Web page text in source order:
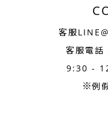
客服LINE@
客服電話
9:30 -
※例